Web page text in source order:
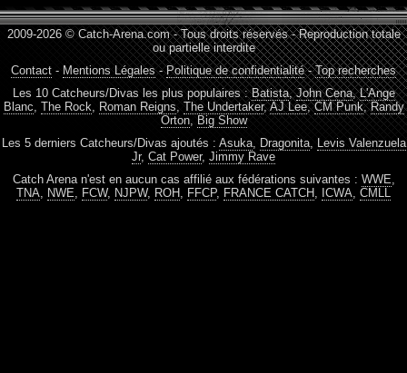
2009-2026 © Catch-Arena.com - Tous droits réservés - Reproduction totale
ou partielle interdite
Contact - Mentions Légales-Politique de confidentialité-Top recherches
Les 10 Catcheurs/Divas les plus populaires :Batista,John Cena,L'Ange
Blanc, The Rock, Roman Reigns, The Undertaker,AJ Lee,CM Punk,Randy
Orton, Big Show
Les 5 derniers Catcheurs/Divas ajoutés : Asuka, Dragonita, Levis Valenzuela
Jr, Cat Power, Jimmy Rave
Catch Arena n'est en aucun cas affilié aux fédérations suivantes : WWE,
TNA, NWE, FCW, NJPW, ROH , FFCP, FRANCE CATCH , ICWA, CMLL